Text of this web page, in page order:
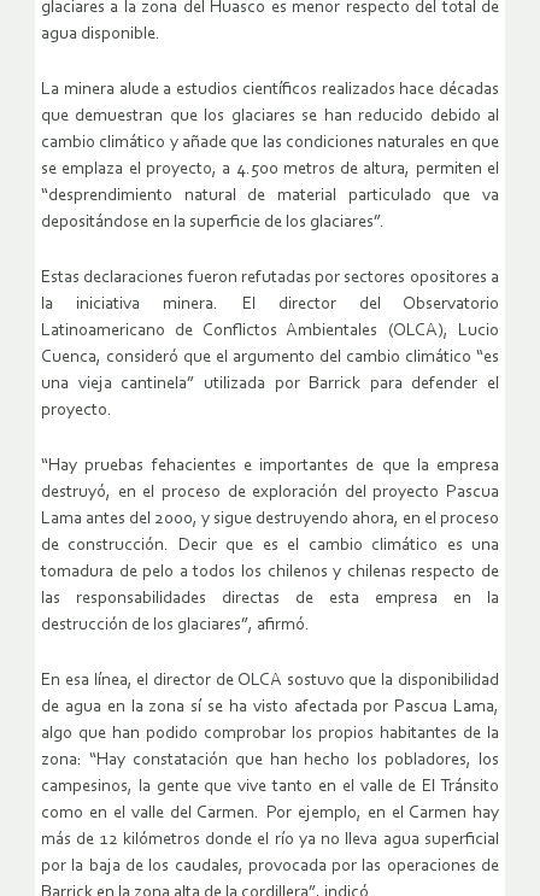
glaciares a la zona del Huasco es menor respecto del total de
agua disponible.
La minera alude a estudios científicos realizados hace décadas
que demuestran que los glaciares se han reducido debido al
cambio climático y añade que las condiciones naturales en que
se emplaza el proyecto, a 4.500 metros de altura, permiten el
“desprendimiento natural de material particulado que va
depositándose en la superficie de los glaciares”.
Estas declaraciones fueron refutadas por sectores opositores a
la iniciativa minera. El director del Observatorio
Latinoamericano de Conflictos Ambientales (OLCA), Lucio
Cuenca, consideró que el argumento del cambio climático “es
una vieja cantinela” utilizada por Barrick para defender el
proyecto.
“Hay pruebas fehacientes e importantes de que la empresa
destruyó, en el proceso de exploración del proyecto Pascua
Lama antes del 2000, y sigue destruyendo ahora, en el proceso
de construcción. Decir que es el cambio climático es una
tomadura de pelo a todos los chilenos y chilenas respecto de
las responsabilidades directas de esta empresa en la
destrucción de los glaciares”, afirmó.
En esa línea, el director de OLCA sostuvo que la disponibilidad
de agua en la zona sí se ha visto afectada por Pascua Lama,
algo que han podido comprobar los propios habitantes de la
zona: “Hay constatación que han hecho los pobladores, los
campesinos, la gente que vive tanto en el valle de El Tránsito
como en el valle del Carmen. Por ejemplo, en el Carmen hay
más de 12 kilómetros donde el río ya no lleva agua superficial
por la baja de los caudales, provocada por las operaciones de